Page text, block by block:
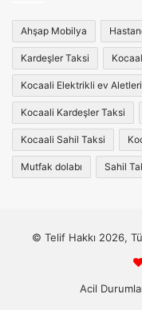
Ahşap Mobilya
Kardeşler Taksi
Kocaali Elektrikli ev
Kocaali Kardeşler Taksi
Kocaali Sahil Taksi
Mutfak dolabı Sahil
© Telif Hakkı 2026,
Acil